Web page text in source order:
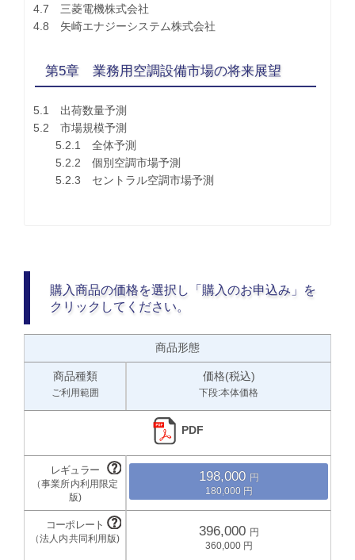
4.7 三菱電機株式会社
4.8 矢崎エナジーシステム株式会社
第5章 業務用空調設備市場の将来展望
5.1 出荷数量予測
5.2 市場規模予測
5.2.1 全体予測
5.2.2 個別空調市場予測
5.2.3 セントラル空調市場予測
購入商品の価格を選択し「購入のお申込み」を
クリックしてください。
商品形態
商品種類
ご利用範囲
価格(税込)
下段:本体価格
PDF
198,000
180,000
396,000
360,000